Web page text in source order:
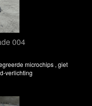
004
microchips , giet
verlichting